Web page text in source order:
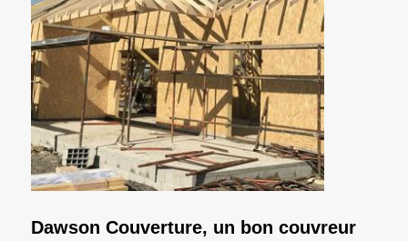
Dawson Couverture, un bon couvreur